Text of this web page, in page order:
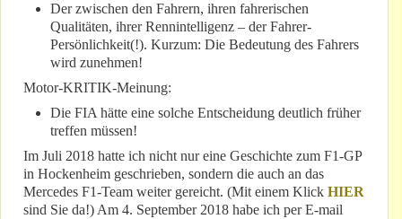
Der zwischen den Fahrern, ihren fahrerischen
Qualitäten, ihrer Rennintelligenz – der Fahrer-
Persönlichkeit(!). Kurzum: Die Bedeutung des Fahrers
wird zunehmen!
Motor-KRITIK-Meinung:
Die FIA hätte eine solche Entscheidung deutlich früher
treffen müssen!
Im Juli 2018 hatte ich nicht nur eine Geschichte zum F1-GP
in Hockenheim geschrieben, sondern die auch an das
Mercedes F1-Team weiter gereicht. (Mit einem Klick HIER
sind Sie da!) Am 4. September 2018 habe ich per E-mail